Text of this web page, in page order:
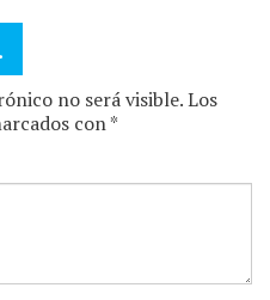
no será visible. Los
con *